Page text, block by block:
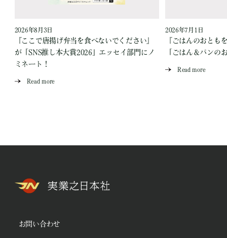
2026年8月3日
『ここで唐揚げ弁当を食べないでください』
が「SNS推し本大賞2026」エッセイ部門にノ
ミネート！
Read more
2026年7月1日
『ごはんのおとも
「ごはん＆パンの
Read more
お問い合わせ